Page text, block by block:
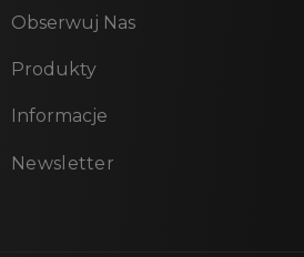
Obserwuj Nas
Produkty
Informacje
Newsletter